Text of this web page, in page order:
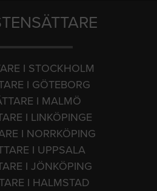
I STOCKHOLM
I GÖTEBORG
I MALMÖ
I LINKÖPINGE
I NORRKÖPING
I UPPSALA
I JÖNKÖPING
I HALMSTAD